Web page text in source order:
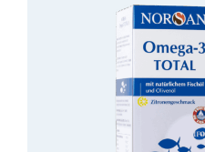
Varianten